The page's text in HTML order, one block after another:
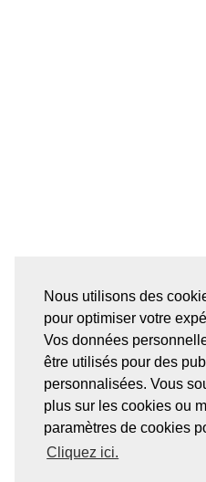
Nous utilisons des
pour optimiser votre
Vos données
être utilisés pour des
personnalisées. Vous
plus sur les cookies ou
paramètres de cookies
Cliquez ici.